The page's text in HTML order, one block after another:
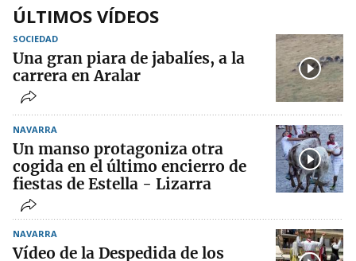
ÚLTIMOS VÍDEOS
SOCIEDAD
Una gran piara de jabalíes, a la
carrera en Aralar
NAVARRA
Un manso protagoniza otra
cogida en el último encierro de
fiestas de Estella - Lizarra
NAVARRA
Vídeo de la Despedida de los